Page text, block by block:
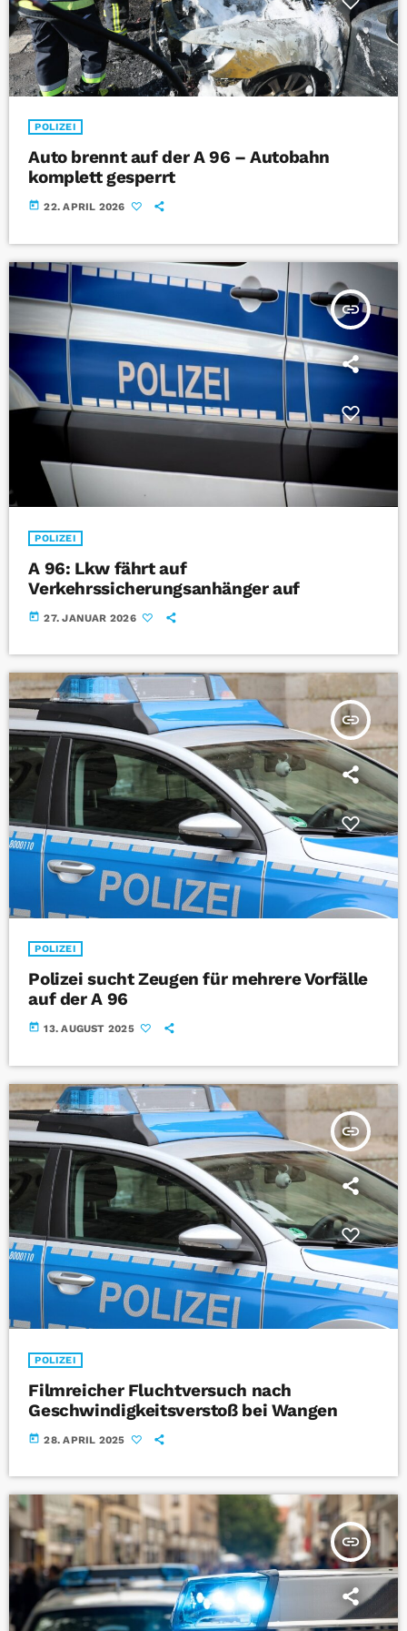
POLIZEI
Auto brennt auf der A 96 – Autobahn
komplett gesperrt
today 22. APRIL 2026
insert_link
POLIZEI
A 96: Lkw fährt auf
Verkehrssicherungsanhänger auf
today 27. JANUAR 2026
insert_link
POLIZEI
Polizei sucht Zeugen für mehrere Vorfälle
auf der A 96
today 13. AUGUST 2025
insert_link
POLIZEI
Filmreicher Fluchtversuch nach
Geschwindigkeitsverstoß bei Wangen
today 28. APRIL 2025
insert_link